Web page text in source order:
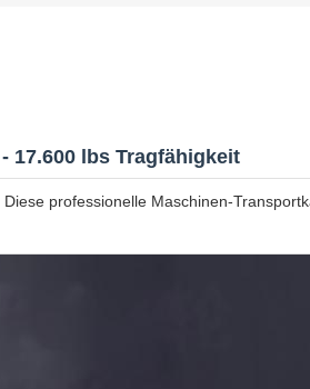
17.600 lbs Tragfähigkeit
professionelle Maschinen-